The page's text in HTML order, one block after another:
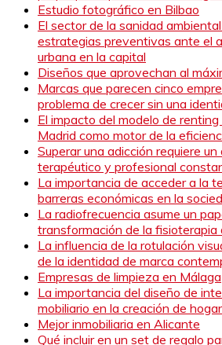
Estudio fotográfico en Bilbao
El sector de la sanidad
estrategias preventivas ante el
urbana en la capital
Diseños que aprovechan al
Marcas que parecen cinco
problema de crecer sin una
El impacto del modelo de
Madrid como motor de la
Superar una adicción requiere
terapéutico y profesional
La importancia de acceder a la
barreras económicas en la
La radiofrecuencia asume un
transformación de la fisioterapia
La influencia de la rotulación
de la identidad de marca
Empresas de limpieza en Málaga
La importancia del diseño de
mobiliario en la creación de
Mejor inmobiliaria en Alicante
Qué incluir en un set de regalo